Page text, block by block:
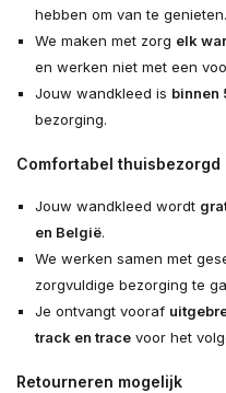
hebben om van te genieten.
We maken met zorg elk
en werken niet met een
Jouw wandkleed is binnen
bezorging.
Comfortabel thuisbezorgd
Jouw wandkleed wordt
en België.
We werken samen met
zorgvuldige bezorging te
Je ontvangt vooraf
track en tracevoor het
Retourneren mogelijk